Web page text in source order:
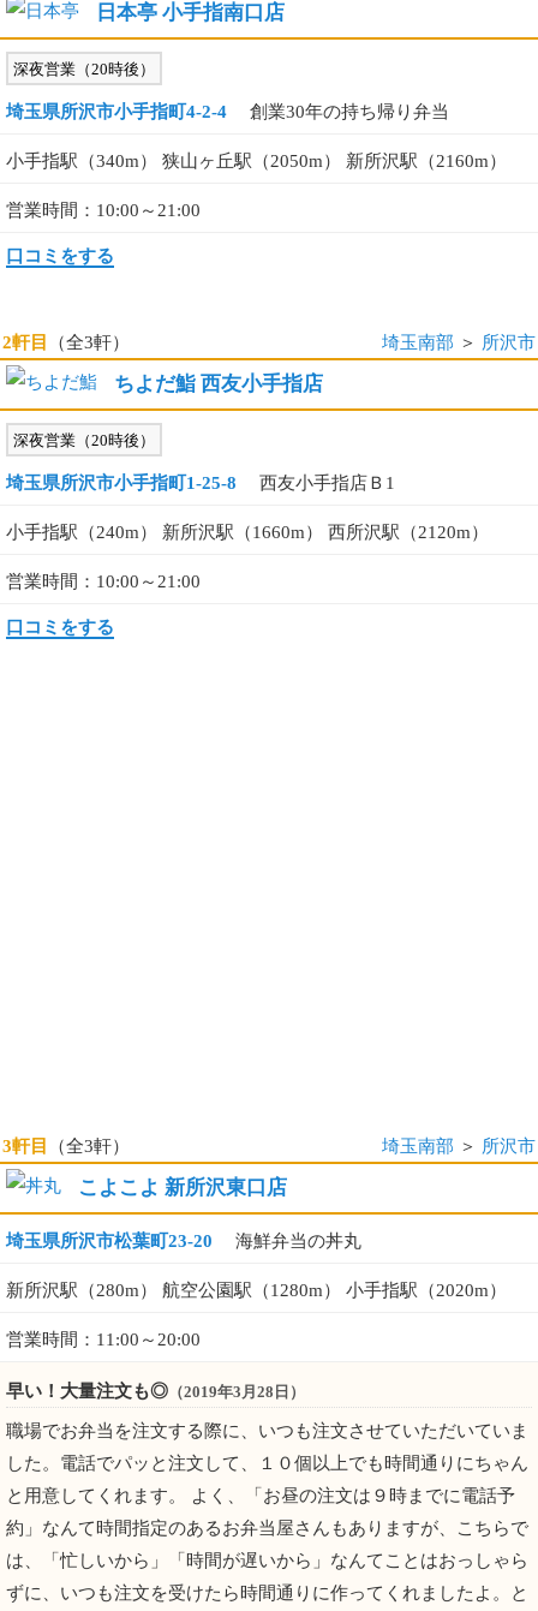
日本亭 小手指南口店
深夜営業（20時後）
埼玉県所沢市小手指町4-2-4 創業30年の持ち帰り弁当
小手指駅（340m） 狭山ヶ丘駅（2050m） 新所沢駅（2160m）
営業時間：10:00～21:00
口コミをする
2軒目 （全3軒） 埼玉南部 ＞ 所沢市
ちよだ鮨 西友小手指店
深夜営業（20時後）
埼玉県所沢市小手指町1-25-8 西友小手指店Ｂ1
小手指駅（240m） 新所沢駅（1660m） 西所沢駅（2120m）
営業時間：10:00～21:00
口コミをする
3軒目 （全3軒） 埼玉南部 ＞ 所沢市
こよこよ 新所沢東口店
埼玉県所沢市松葉町23-20 海鮮弁当の丼丸
新所沢駅（280m） 航空公園駅（1280m） 小手指駅（2020m）
営業時間：11:00～20:00
早い！大量注文も◎ （2019年3月28日）
職場でお弁当を注文する際に、いつも注文させていただいていま
した。電話でパッと注文して、１０個以上でも時間通りにちゃん
と用意してくれます。 よく、「お昼の注文は９時までに電話予
約」なんて時間指定のあるお弁当屋さんもありますが、こちらで
は、「忙しいから」「時間が遅いから」なんてことはおっしゃら
ずに、いつも注文を受けたら時間通りに作ってくれましたよ。と